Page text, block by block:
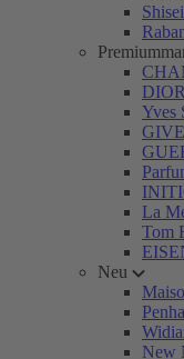
DIOR
Yves
La
Tom
Neu
New